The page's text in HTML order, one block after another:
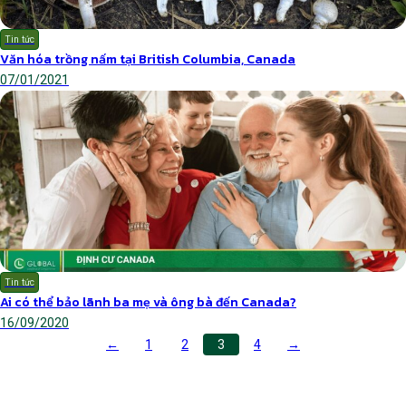
Tin tức
Văn hóa trồng nấm tại British Columbia, Canada
07/01/2021
Tin tức
Ai có thể bảo lãnh ba mẹ và ông bà đến Canada?
16/09/2020
←
1 2 3 4 →